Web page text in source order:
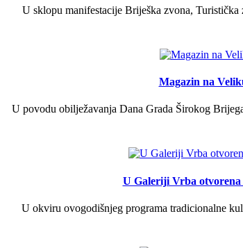
U sklopu manifestacije Briješka zvona,
Magazin na
U povodu obilježavanja Dana Grada Širokog
U Galeriji Vrba
U okviru ovogodišnjeg programa tradicionalne